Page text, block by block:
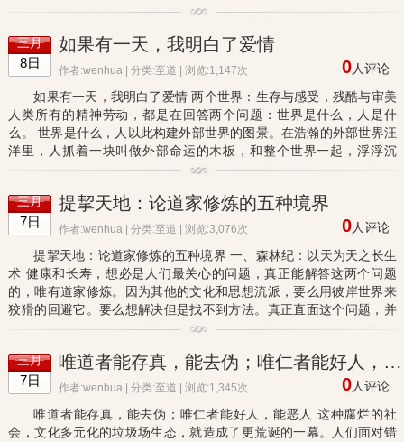
泛关注，强劲气势、凌厉婉转交融的曲风配以主唱穿透力极强的美声
三月
8日
如果有一天，我明白了爱情
作者:wenhua | 分类:至道 | 浏览:1,147次 0人评论
如果有一天，我明白了爱情 两个世界：生存与感受，残酷与审美
人类所有的精神劳动，都是在回答两个问题：世界是什么，人是什
么。 世界是什么，人以此构建外部世界的图景。在浩瀚的外部世界汪
洋里，人抓着一块叫做外部命运的木板，和整个世界一起，浮浮沉
沉，无有终时。在这股洪流的席卷下，人走向历史，走向颠沛，走向
三月
7日
提挈天地：论道家修炼的五种境界
作者:wenhua | 分类:至道 | 浏览:3,076次 0人评论
提挈天地：论道家修炼的五种境界 一、森林纪：以天为天之长生
术 健康和长寿，想必是人们最关心的问题，真正能解答这两个问题
的，唯有道家修炼。因为其他的文化和思想流派，要么用彼岸世界来
狡猾的回避它。要么想解决但是找不到方法。真正直面这个问题，并
真正解答了它的，古今中外也只有道家修炼。所以，如果关心自己
三月
7日
唯道者能存真，能去伪；唯仁者能好人，能恶人
作者:wenhua | 分类:至道 | 浏览:1,345次 0人评论
唯道者能存真，能去伪；唯仁者能好人，能恶人 这种腐烂的社
会，文化多元化的垃圾场生态，就造成了更荒诞的一幕。人们面对错